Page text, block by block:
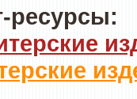
ресурсы: